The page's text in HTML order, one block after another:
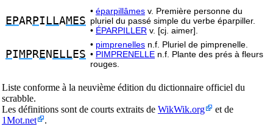
EPARPI LLAMES
• éparpillâmes v. Première personne du
pluriel du passé simple du verbe éparpiller.
• ÉPARPILLER v. [cj. aimer].
PI MP RE N ELL ES
• pimprenelles n.f. Pluriel de pimprenelle.
• PIMPRENELLE n.f. Plante des prés à fleurs
rouges.
Liste conforme à la neuvième édition du dictionnaire officiel du
scrabble.
Les définitions sont de courts extraits de WikWik.org
et de
1Mot.net
.